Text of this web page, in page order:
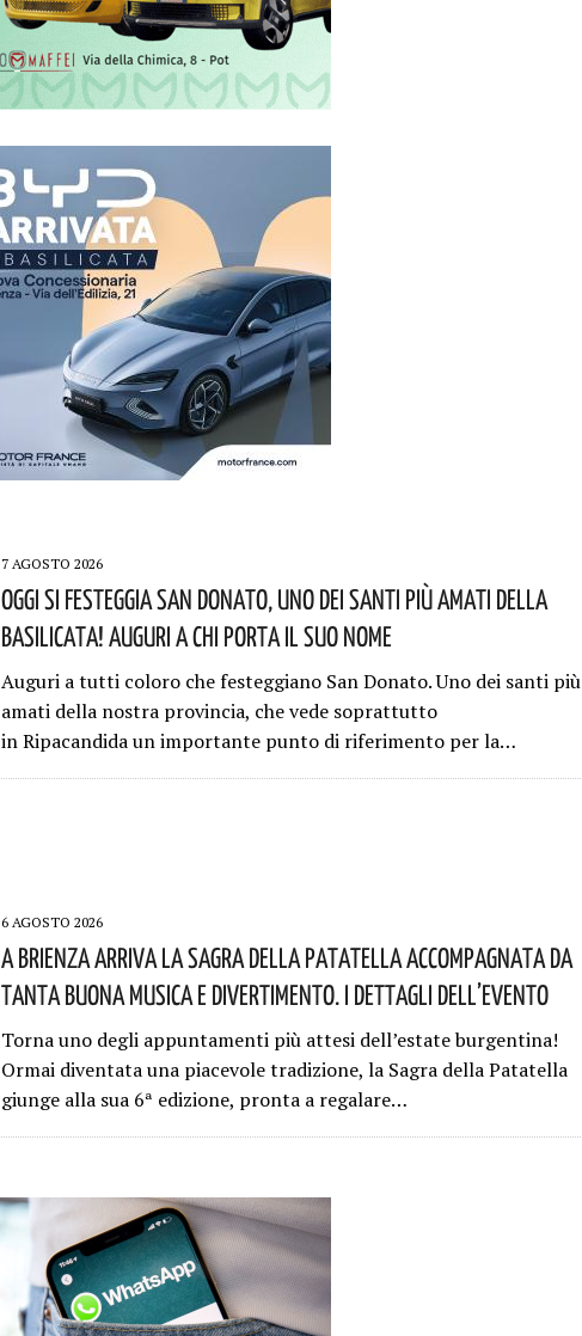
7 AGOSTO 2026
Oggi Si Festeggia San Donato, Uno Dei Santi Più Amati Della
Basilicata! Auguri A Chi Porta Il Suo Nome
Auguri a tutti coloro che festeggiano San Donato. Uno dei santi più
amati della nostra provincia, che vede soprattutto
in Ripacandida un importante punto di riferimento per la…
6 AGOSTO 2026
A Brienza Arriva La Sagra Della Patatella Accompagnata Da
Tanta Buona Musica E Divertimento. I Dettagli Dell’evento
Torna uno degli appuntamenti più attesi dell’estate burgentina!
Ormai diventata una piacevole tradizione, la Sagra della Patatella
giunge alla sua 6ª edizione, pronta a regalare…